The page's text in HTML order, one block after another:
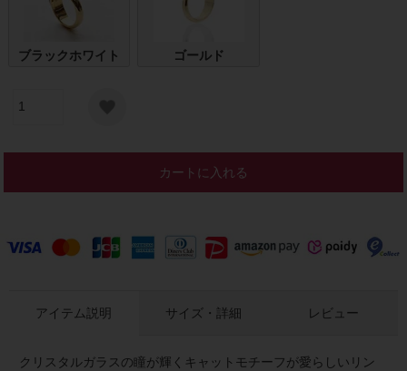
ブラックホワイト ゴールド
カートに入れる
アイテム説明
クリスタルガラスの瞳が輝くキャットモチーフが愛らしいリン
サイズ・詳細 レビュー